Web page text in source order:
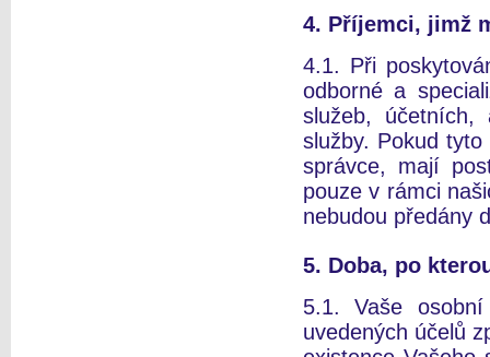
4. Příjemci, jimž
4.1. Při
odborné a
služeb,
služby. Pokud
správce, mají
pouze v rámci
nebudou předány
5. Doba, po
5.1. Vaše
uvedených účelů